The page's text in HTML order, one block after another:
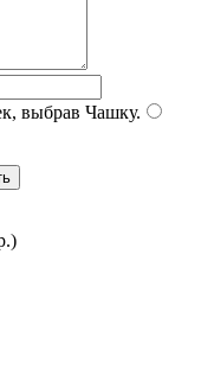
выбрав Чашку.